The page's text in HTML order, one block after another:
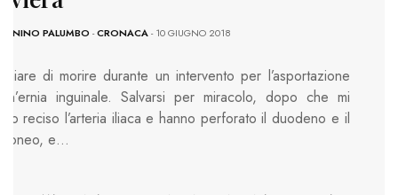
PALUMBO -CRONACA- 10 GIUGNO 2018
di morire durante un intervento per l’asportazione
inguinale. Salvarsi per miracolo, dopo che mi
reciso l’arteria iliaca e hanno perforato il duodeno e il
e…